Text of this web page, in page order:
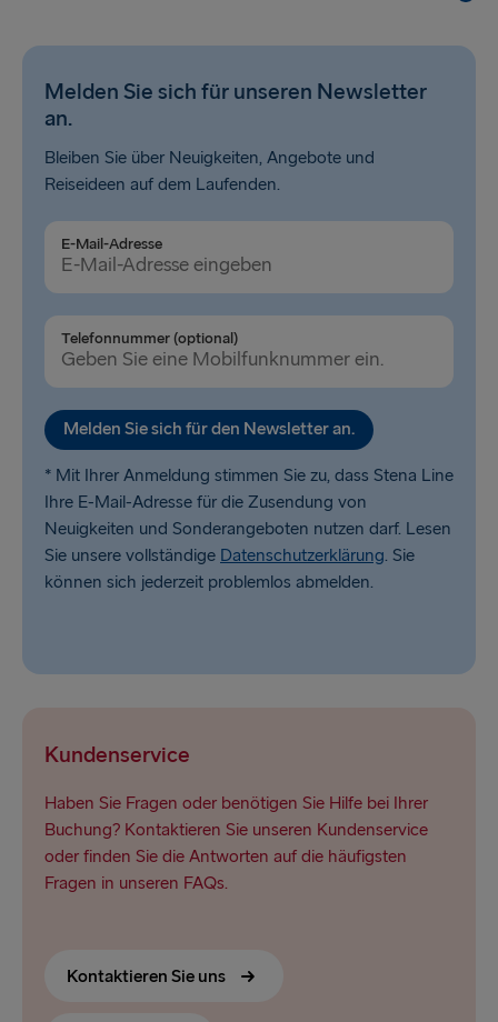
Melden Sie sich für unseren Newsletter
an.
Bleiben Sie über Neuigkeiten, Angebote und
Reiseideen auf dem Laufenden.
E-Mail-Adresse
Telefonnummer (optional)
Melden Sie sich für den Newsletter an.
* Mit Ihrer Anmeldung stimmen Sie zu, dass Stena Line
Ihre E-Mail-Adresse für die Zusendung von
Neuigkeiten und Sonderangeboten nutzen darf. Lesen
Sie unsere vollständige Datenschutzerklärung. Sie
können sich jederzeit problemlos abmelden.
Kundenservice
Haben Sie Fragen oder benötigen Sie Hilfe bei Ihrer
Buchung? Kontaktieren Sie unseren Kundenservice
oder finden Sie die Antworten auf die häufigsten
Fragen in unseren FAQs.
Kontaktieren Sie uns